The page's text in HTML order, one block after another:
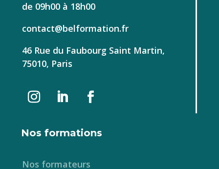
de 09h00 à 18h00
contact@belformation.fr
46 Rue du Faubourg Saint Martin,
75010, Paris
Nos formations
Nos formateurs